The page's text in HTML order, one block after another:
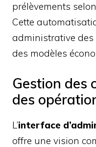
prélèvements
Cette
administrative
des modèles
Gestion des
des
L’interface
offre une vision